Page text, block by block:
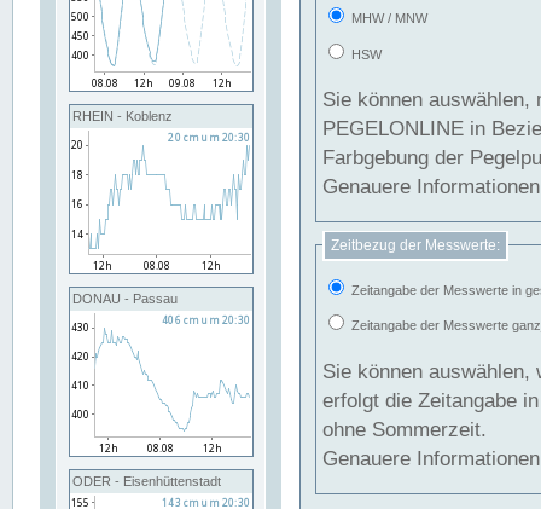
RHEIN - Koblenz
DONAU - Passau
ODER - Eisenhüttenstadt
MHW / MNW
HSW
Sie können
PEGELONLINE in Beziehung
Farbgebung der
Genauere
Zeitbezug der Messwerte:
Zeitangabe der Messwerte in
Zeitangabe der Messwerte
Sie können auswählen,
erfolgt die Zeitangabe
ohne Sommerzeit.
Genauere